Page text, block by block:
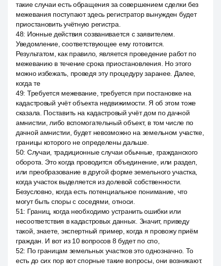
такие случаи есть обращения за совершением сделки без
межевания поступают здесь регистратор вынужден будет
приостановить учётную регистра.
48: Ионные действия созванивается с заявителем.
Уведомление, соответствующее ему готовится.
Результатом, как правило, является проведение работ по
межеванию в течение срока приостановления. Но этого
можно избежать, проведя эту процедуру заранее. Далее,
когда те
49: Требуется межевание, требуется при постановке на
кадастровый учёт объекта недвижимости. Я об этом тоже
сказала. Поставить на кадастровый учёт дом по дачной
амнистии, либо вспомогательный объект, в том числе по
дачной амнистии, будет невозможно на земельном участке,
границы которого не определены дальше.
50: Случаи, традиционные случаи обычные, гражданского
оборота. Это когда проводится объединение, или раздел,
или преобразование в другой форме земельного участка,
когда участок выделяется из долевой собственности.
Безусловно, когда есть потенциальное понимание, что
могут быть споры с соседями, относи.
51: Границ, когда необходимо устранить ошибки или
несоответствия в кадастровых данных. Значит, приведу
такой, знаете, экспертный пример, когда я провожу приём
граждан. И вот из 10 вопросов 8 будет по спо,
52: По границам земельных участков это однозначно. То
есть до сих пор вот спорные такие вопросы, они возникают.